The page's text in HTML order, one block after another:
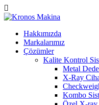
Hakkımızda
Markalarımız
Çözümler
Kalite Kontrol
Metal
X-Ray
Kombo